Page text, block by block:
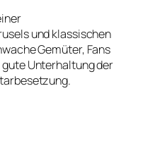
und klassischen
Gemüter, Fans
Unterhaltung der